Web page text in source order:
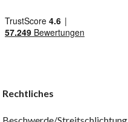
Rechtliches